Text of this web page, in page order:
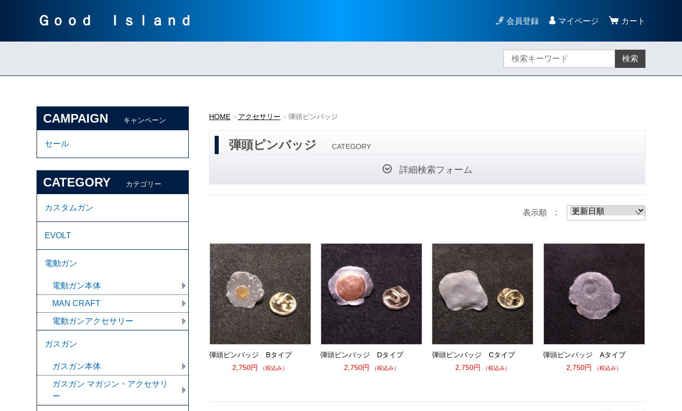
Ｇｏｏｄ Ｉｓｌａｎｄ 会員登録 マイページ カート
検索
HOME アクセサリー 弾頭ピンバッジ
弾頭ピンバッジ CATEGORY
詳細検索フォーム
表示順 :
弾頭ピンバッジ Bタイプ
2,750円
（税込み）
弾頭ピンバッジ Dタイプ
2,750円
（税込み）
弾頭ピンバッジ Cタイプ
2,750円
（税込み）
弾頭ピンバッジ Aタイプ
2,750円
（税込み）
CAMPAIGN キャンペーン
セール
CATEGORY カテゴリー
カスタムガン
EVOLT
電動ガン
電動ガン本体
MAN CRAFT
電動ガンアクセサリー
ガスガン
ガスガン本体
ガスガン マガジン・アクセサリ
ー